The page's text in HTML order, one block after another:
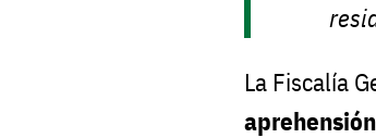
La Fiscalía